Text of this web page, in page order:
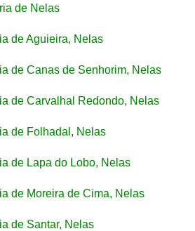
de Nelas
de Aguieira, Nelas
de Canas de Senhorim, Nelas
de Carvalhal Redondo, Nelas
de Folhadal, Nelas
de Lapa do Lobo, Nelas
de Moreira de Cima, Nelas
de Santar, Nelas